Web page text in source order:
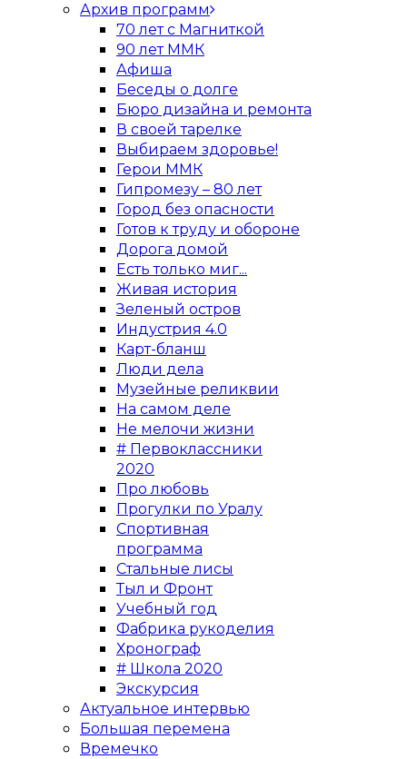
Архив программ
70 лет с Магниткой
90 лет ММК
Афиша
Беседы о долге
Бюро дизайна и ремонта
В своей тарелке
Выбираем здоровье!
Герои ММК
Гипромезу – 80 лет
Город без опасности
Готов к труду и обороне
Дорога домой
Есть только миг...
Живая история
Зеленый остров
Индустрия 4.0
Карт-бланш
Люди дела
Музейные реликвии
На самом деле
Не мелочи жизни
# Первоклассники
2020
Про любовь
Прогулки по Уралу
Спортивная
программа
Стальные лисы
Тыл и Фронт
Учебный год
Фабрика рукоделия
Хронограф
# Школа 2020
Экскурсия
Актуальное интервью
Большая перемена
Времечко